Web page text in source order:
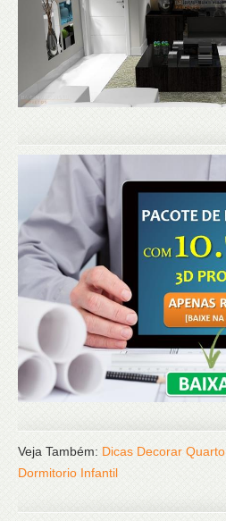
Veja Também: Dicas Decorar Quarto
Dormitorio Infantil